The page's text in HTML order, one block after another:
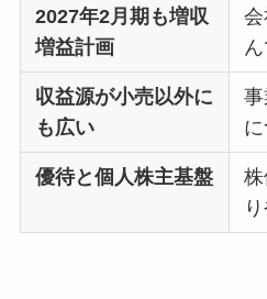
2027年2月期も増収
増益計画
収益源が小売以外に
も広い
優待と個人株主基盤